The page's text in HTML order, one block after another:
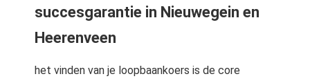
succesgarantie in Nieuwegein en
Heerenveen
het vinden van je loopbaankoers is de core